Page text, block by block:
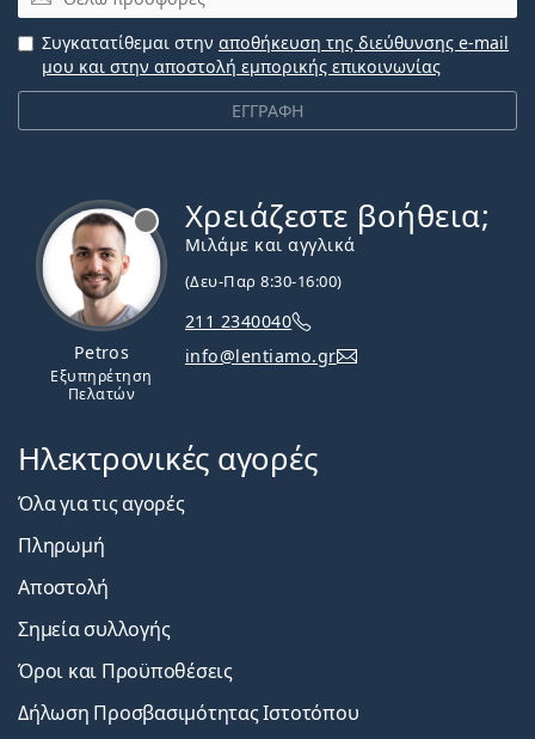
ΕΓΓΡΑΦΗ
Συγκατατίθεμαι στην αποθήκευση της διεύθυνσης e-mail
μου και στην αποστολή εμπορικής επικοινωνίας
Petros
Εξυπηρέτηση
Πελατών
Χρειάζεστε βοήθεια;
Μιλάμε και αγγλικά
(Δευ-Παρ 8:30-16:00)
211 2340040
info@lentiamo.gr
Ηλεκτρονικές αγορές
Όλα για τις αγορές
Πληρωμή
Αποστολή
Σημεία συλλογής
Όροι και Προϋποθέσεις
Δήλωση Προσβασιμότητας Ιστοτόπου